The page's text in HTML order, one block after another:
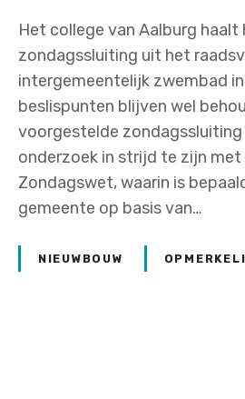
Het college van Aalburg haalt
zondagssluiting uit het
intergemeentelijk zwembad
beslispunten blijven wel
voorgestelde zondagssluiting
onderzoek in strijd te zijn met
Zondagswet, waarin is
gemeente op basis van…
NIEUWBOUW